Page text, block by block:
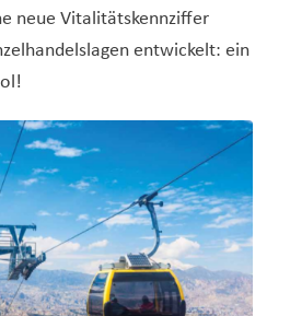
neue Vitalitätskennziffer
entwickelt: ein